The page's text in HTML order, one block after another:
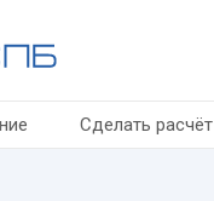
Сделать расчёт